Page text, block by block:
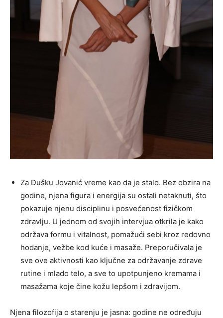
Za Dušku Jovanić vreme kao da je stalo. Bez obzira na
godine, njena figura i energija su ostali netaknuti, što
pokazuje njenu disciplinu i posvećenost fizičkom
zdravlju. U jednom od svojih intervjua otkrila je kako
održava formu i vitalnost, pomažući sebi kroz redovno
hodanje, vežbe kod kuće i masaže. Preporučivala je
sve ove aktivnosti kao ključne za održavanje zdrave
rutine i mlado telo, a sve to upotpunjeno kremama i
masažama koje čine kožu lepšom i zdravijom.
Njena filozofija o starenju je jasna: godine ne određuju